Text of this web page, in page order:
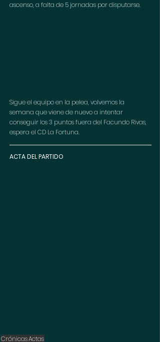
ascenso, a falta de 5 jornadas por disputarse.
Sigue el equipo en la pelea, volvemos la
semana que viene de nuevo a intentar
conseguir los 3 puntos fuera del Facundo Rivas,
espera el CD La Fortuna.
ACTA DEL PARTIDO
CrónicasActas